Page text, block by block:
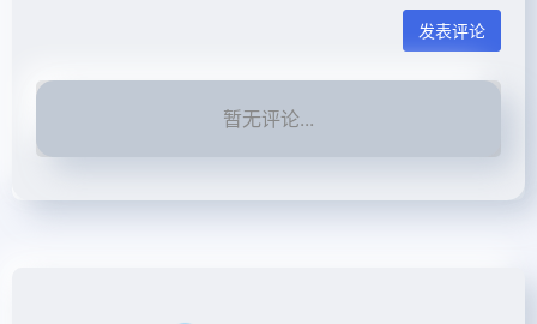
发表评论
暂无评论...